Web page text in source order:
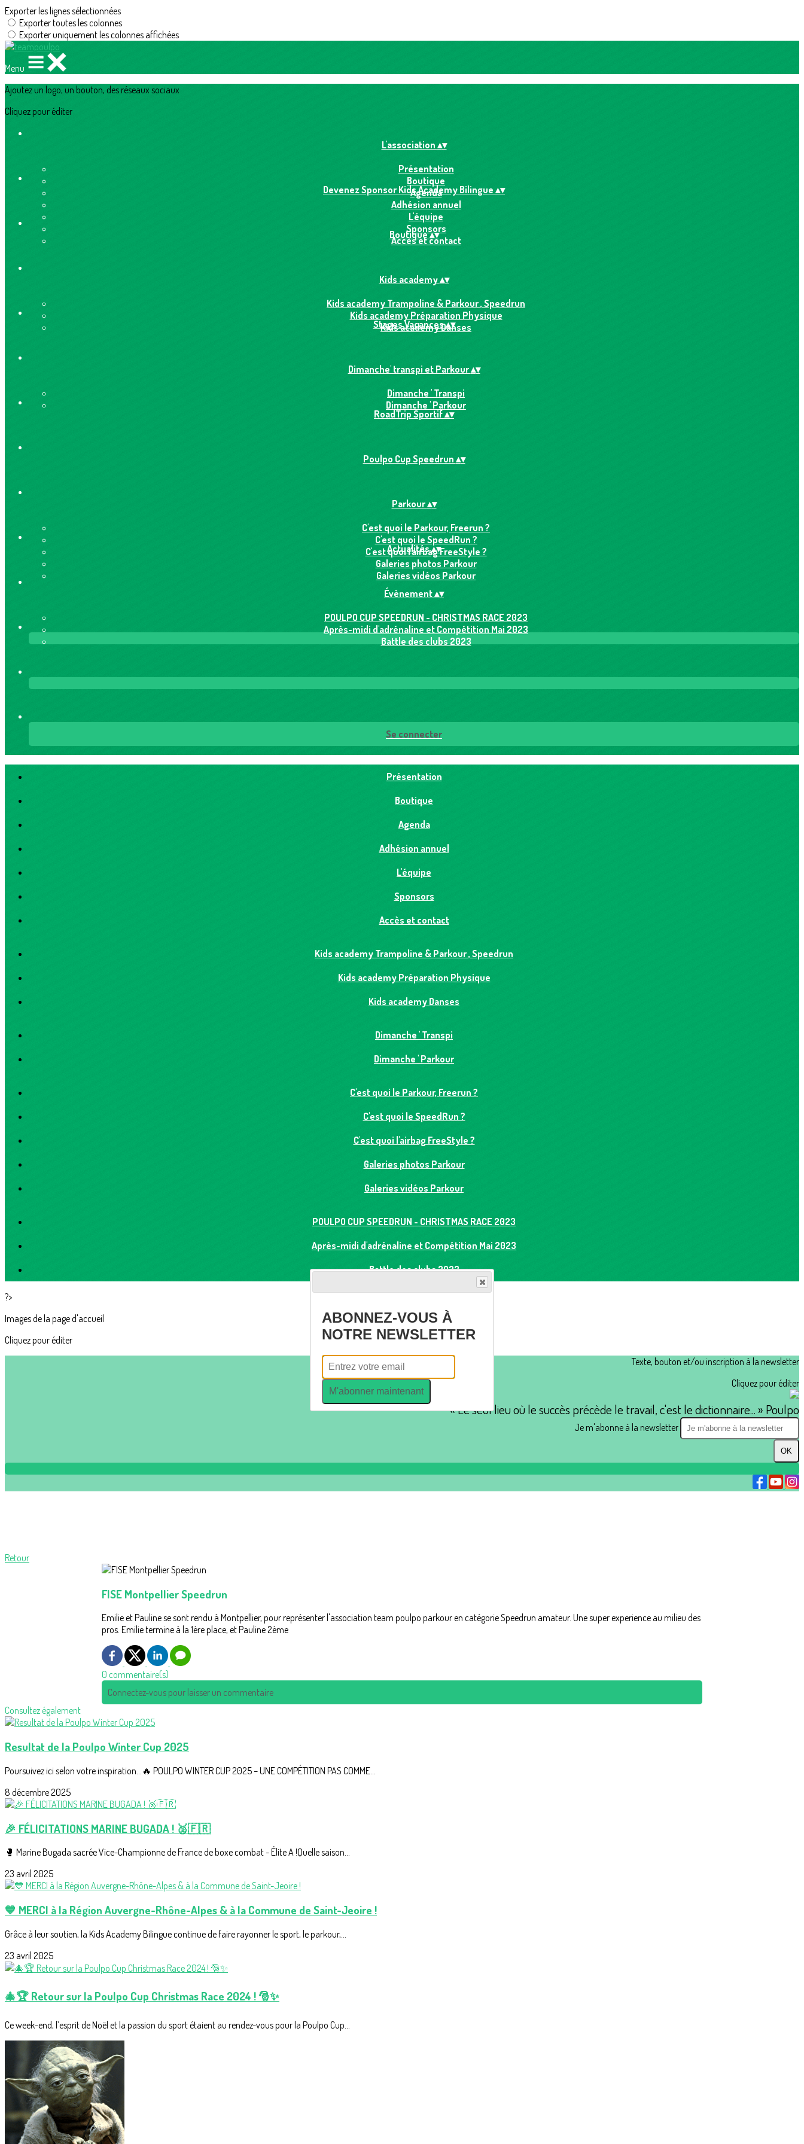
Exporter les lignes sélectionnées
Exporter toutes les colonnes
Exporter uniquement les colonnes affichées
Menu
Ajoutez un logo, un bouton, des réseaux sociaux
Cliquez pour éditer
L'association ▴▾
Présentation
Boutique
Agenda
Adhésion annuel
L'équipe
Sponsors
Accès et contact
Devenez Sponsor Kids Academy Bilingue ▴▾
Boutique▴▾
Kids academy▴▾
Kids academy Trampoline & Parkour , Speedrun
Kids academy Préparation Physique
Kids academy Danses
Stages Vacances▴▾
Dimanche' transpi et Parkour▴▾
Dimanche ' Transpi
Dimanche ' Parkour
RoadTrip Sportif▴▾
Poulpo Cup Speedrun ▴▾
Parkour▴▾
C'est quoi le Parkour, Freerun ?
C'est quoi le SpeedRun ?
C'est quoi l'airbag FreeStyle ?
Galeries photos Parkour
Galeries vidéos Parkour
Actualités▴▾
Évènement▴▾
POULPO CUP SPEEDRUN - CHRISTMAS RACE 2023
Après-midi d'adrénaline et Compétition Mai 2023
Battle des clubs 2023
Se connecter
Présentation
Boutique
Agenda
Adhésion annuel
L'équipe
Sponsors
Accès et contact
Kids academy Trampoline & Parkour , Speedrun
Kids academy Préparation Physique
Kids academy Danses
Dimanche ' Transpi
Dimanche ' Parkour
C'est quoi le Parkour, Freerun ?
C'est quoi le SpeedRun ?
C'est quoi l'airbag FreeStyle ?
Galeries photos Parkour
Galeries vidéos Parkour
POULPO CUP SPEEDRUN - CHRISTMAS RACE 2023
Après-midi d'adrénaline et Compétition Mai 2023
Battle des clubs 2023
?>
Images de la page d'accueil
Cliquez pour éditer
Texte, bouton et/ou inscription à la newsletter
Cliquez pour éditer
« Le seul lieu où le succès précède le travail, c'est le dictionnaire... » Poulpo
Je m'abonne à la newsletter
OK
Retour
FISE Montpellier Speedrun
Emilie et Pauline se sont rendu à Montpellier, pour représenter l'association team poulpo parkour en catégorie Speedrun amateur. Une super experience au milieu des
pros. Emilie termine à la 1ère place, et Pauline 2ème
0 commentaire(s)
Connectez-vous pour laisser un commentaire
Consultez également
Resultat de la Poulpo Winter Cup 2025
Poursuivez ici selon votre inspiration...🔥 POULPO WINTER CUP 2025 – UNE COMPÉTITION PAS COMME...
8 décembre 2025
🎉 FÉLICITATIONS MARINE BUGADA ! 🥈🇫🇷
🥊 Marine Bugada sacrée Vice-Championne de France de boxe combat - Élite A !Quelle saison...
23 avril 2025
💙 MERCI à la Région Auvergne-Rhône-Alpes & à la Commune de Saint-Jeoire !
Grâce à leur soutien, la Kids Academy Bilingue continue de faire rayonner le sport, le parkour,...
23 avril 2025
🎄🏆 Retour sur la Poulpo Cup Christmas Race 2024 ! 🎅✨
Ce week-end, l’esprit de Noël et la passion du sport étaient au rendez-vous pour la Poulpo Cup...
ABONNEZ-VOUS À
NOTRE NEWSLETTER
M'abonner maintenant